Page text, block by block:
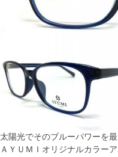
太陽光でそのブルーパワーを
ＡＹＵＭＩオリジナルカラーア